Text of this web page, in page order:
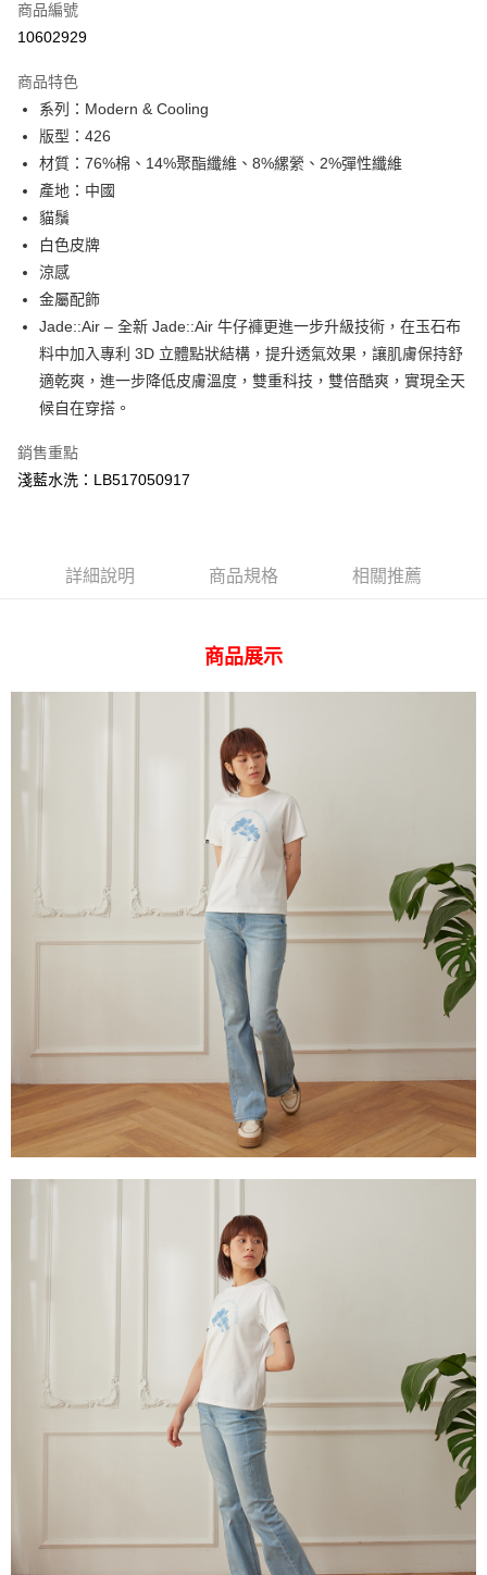
信用卡分期付款
合作金庫商業銀行
華南商業銀行
上海商業儲蓄銀行
國泰世華商業銀行
兆豐國際商業銀行
臺灣中小企業銀行
匯豐（台灣）商業銀行
聯邦商業銀行
元大商業銀行
玉山商業銀行
台新國際商業銀行
台灣樂天信用卡公司
超商取貨付款
LINE Pay
Apple Pay
悠遊付
全盈+PAY
【關於「AFTEE先享後付」】
AFTEE先享後付是「在收到商品之後才付款」的支付方式。 讓您購物簡單
１．簡單：不需註冊會員、不需綁卡、不需儲值。
２．便利：只要手機號碼，簡訊認證，即可結帳。
３．安心：先確認商品／服務後，再付款。
結帳頁面，進行簡訊認證並確認金額後，即可完成結帳。
２．訂單成立數日內，您將收到繳費通知簡訊。
※ 請注意：結帳手續完成當下不需立刻繳費，但若您需要取消訂單，請聯絡
購買商品的店家。未經商家同意取消之訂單仍視為有效，需透過AFTEE先享
是否繳費成功／繳費後需取消欲退款等相關疑問，請聯繫「AFTEE先享後付
https://netprotections.freshdesk.com/support/home
１．透過由恩沛科技股份有限公司提供之「AFTEE先享後付」服務完成之交
易，需依本服務之必要範圍內提供個人資料，並將交易相關給付款項請求債
權轉讓予恩沛科技股份有限公司。
２．關於個人資料處理事宜，請瀏覽以下網址：
https://aftee.tw/terms/#terms3
３．未成年的使用者請事先徵得法定代理人或監護人之同意方可使用
「AFTEE先享後付」，若未經同意申辦者引起之損失，本公司不負相關責
任。
４．使用「AFTEE先享後付」時，將依據個別帳號之用戶狀況，依本公司即
時審查核予不同之上限額度；若仍有額度不足之情形，本公司將視審查結果
５．嚴禁一人註冊多個帳號或使用他人資訊註冊。若發現惡意使用之情形，
恩沛科技股份有限公司將有權停止該用戶之使用額度並採取法律行動。
ATM付款
運送方式
付款後 全家取貨
每筆NT$80，滿NT$2,000(含以上)免運費
每筆NT$80，滿NT$2,000(含以上)免運費
每筆NT$120，滿NT$2,000(含以上)免運費
門市自取【環保愛地球｜自備購物袋 | 出貨後10天內通知取貨】
免運費
查看運費
商品編號
10602929
商品特色
系列：Modern & Cooling
版型：426
材質：76%棉、14%聚酯纖維、8%縲縈、2%彈性纖維
產地：中國
貓鬚
白色皮牌
涼感
金屬配飾
Jade::Air – 全新 Jade::Air 牛仔褲更進一步升級技術，在玉石布
料中加入專利 3D 立體點狀結構，提升透氣效果，讓肌膚保持舒
適乾爽，進一步降低皮膚溫度，雙重科技，雙倍酷爽，實現全天
候自在穿搭。
銷售重點
淺藍水洗：LB517050917
詳細說明 商品規格 相關推薦
商品展示